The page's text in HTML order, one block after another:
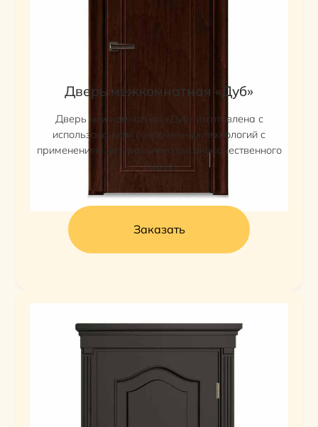
Дверь межкомнатная «Дуб»
Дверь межкомнатная «Дуб» изготовлена с
использованием современных технологий с
применением натурального высококачественного
сырья.
Заказать